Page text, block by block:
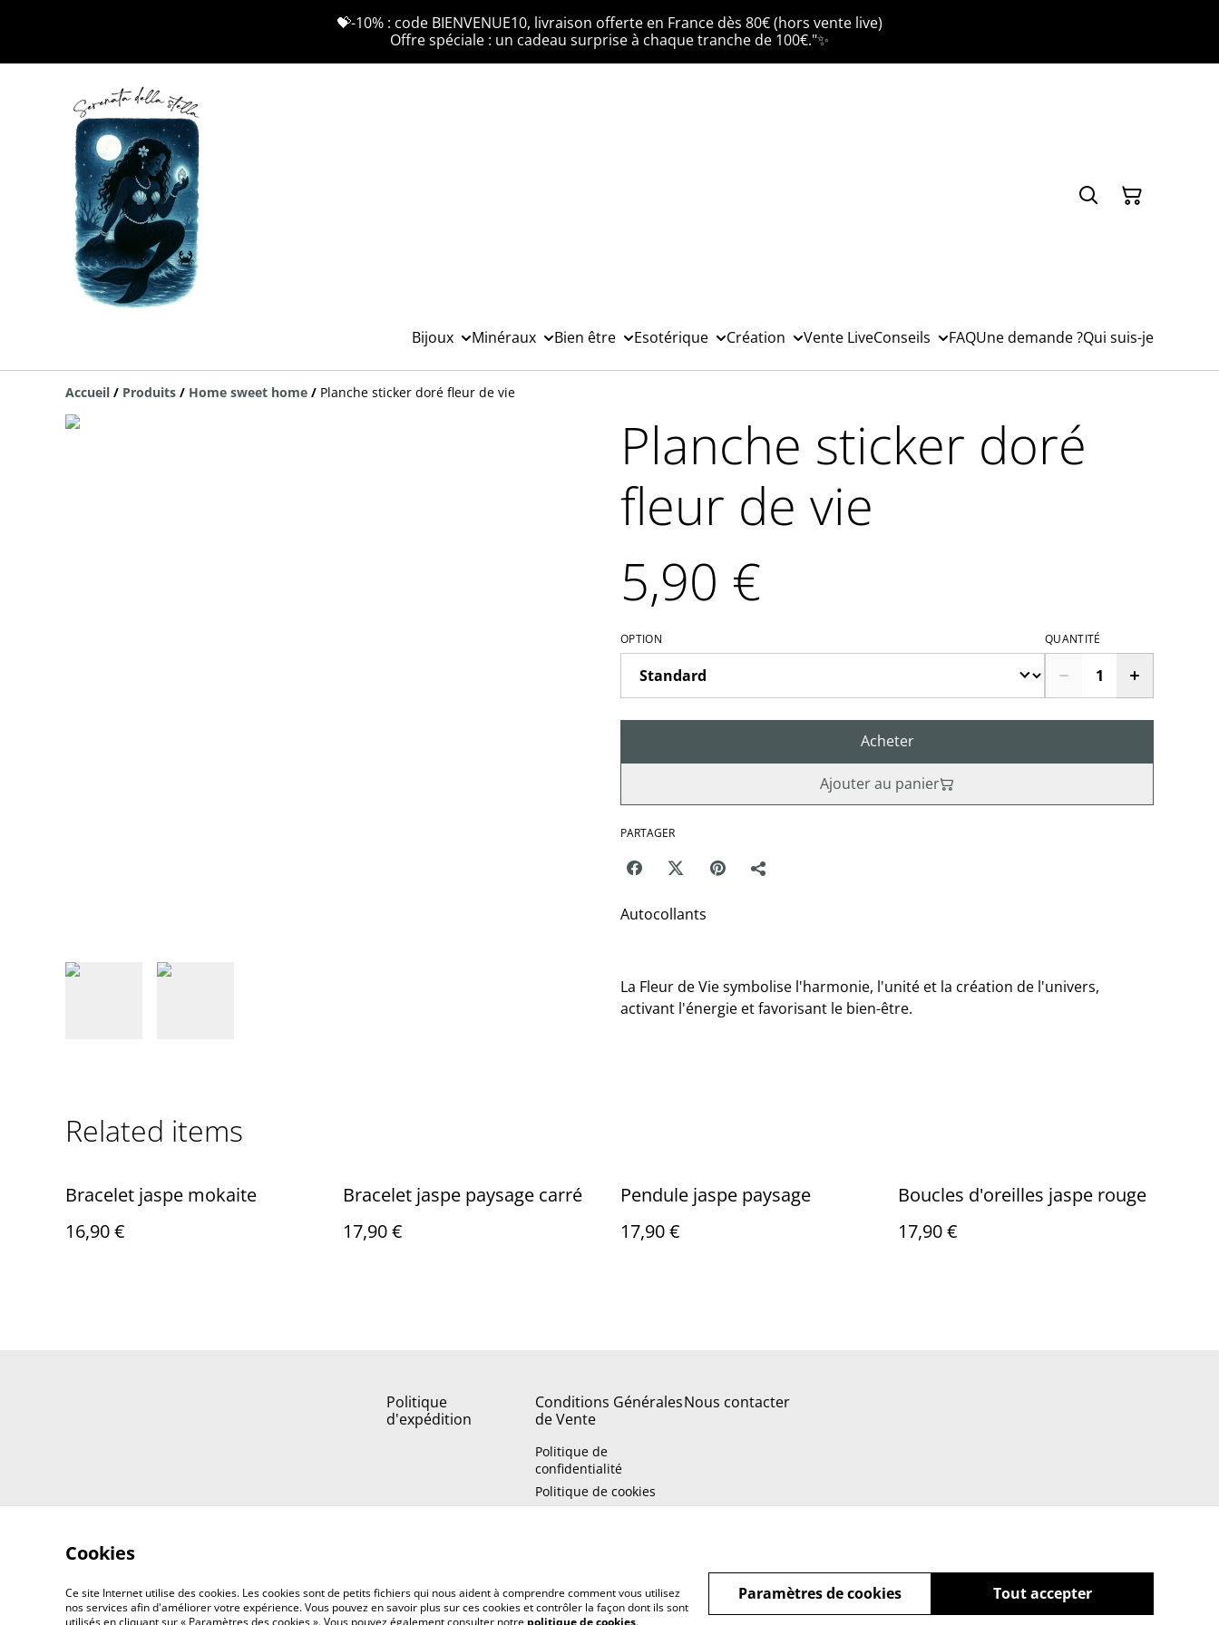
💝-10% : code BIENVENUE10, livraison offerte en France dès 80€ (hors vente live)
Offre spéciale : un cadeau surprise à chaque tranche de 100€."✨
Bijoux Minéraux Bien être Esotérique Création Vente LiveConseils FAQUne demande ?Qui suis-je
Accueil / Produits / Home sweet home / Planche sticker doré fleur de vie
Planche sticker doré
fleur de vie
5,90 €
OPTION QUANTITÉ
Acheter
Ajouter au panier
PARTAGER
Autocollants
La Fleur de Vie symbolise l'harmonie, l'unité et la création de l'univers,
activant l'énergie et favorisant le bien-être.
Related items
Bracelet jaspe mokaite
16,90 €
Bracelet jaspe paysage carré
17,90 €
Pendule jaspe paysage
17,90 €
Boucles d'oreilles jaspe rouge
17,90 €
Politique
d'expédition
Conditions Générales
de Vente
Politique de
confidentialité
Politique de cookies
Nous contacter
Cookies
Ce site Internet utilise des cookies. Les cookies sont de petits fichiers qui nous aident à comprendre comment vous utilisez
nos services afin d'améliorer votre expérience. Vous pouvez en savoir plus sur ces cookies et contrôler la façon dont ils sont
utilisés en cliquant sur « Paramètres des cookies ». Vous pouvez également consulter notre politique de cookies.
Tout accepter
Paramètres de cookies